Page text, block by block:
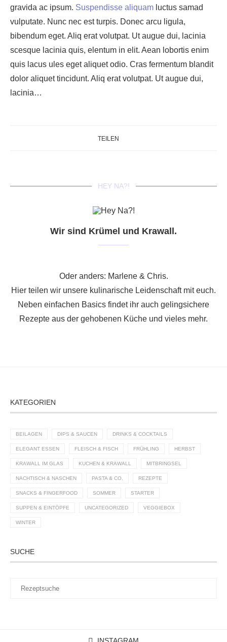
gravida ac ipsum. Suspendisse aliquam luctus samad
vulputate. Nunc nec est turpis. Donec arcu ligula,
bibendum eget. Aliq erat volutpat. Ut augue dui, lacinia
scesque lacinia quis, elentum in elit. Aean lobortis enim
quis lacus ules eget aliquet odio. Cras fermentum blandit
dolor aliquet tincidunt. Aliq erat volutpat. Ut augue dui,
lacinia…
TEILEN
HEY NA?!
Wir sind Krümel und Krawall.
Oder anders: Marlene & Chris.
Hier teilen wir unsere kulinarische Leidenschaft mit euch.
Neben einfachen Basics findet ihr auch gelingsichere
Rezepte aus der gehobenen Küche und vieles mehr.
KATEGORIEN
BEILAGEN DIPS & SAUCEN DRINKS & COCKTAILS
ELEGANT ESSEN FLEISCH & FISCH FRÜHLING HERBST
KRAWALL IM GLAS KUCHEN & KRAWALL MITBRINGSEL
NACHTISCH & NASCHEN PASTA & CO. REZEPTE
SNACKS & FINGERFOOD SOMMER STARTER
SUPPEN & EINTÖPFE UNCATEGORIZED VEGGIEBOX
WINTER
SUCHE